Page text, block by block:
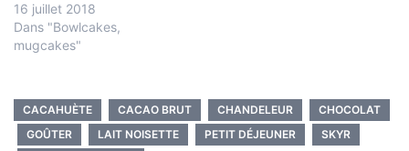
16 juillet 2018
Dans "Bowlcakes,
mugcakes"
CACAHUÈTE CACAO BRUT CHANDELEUR
CHOCOLAT
GOÛTER
LAIT NOISETTE PETIT DÉJEUNER
SKYR